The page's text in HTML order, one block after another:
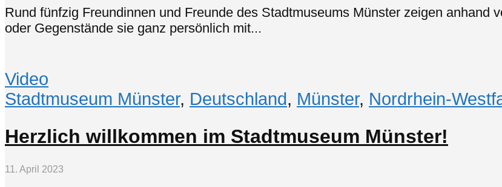
Rund fünfzig Freundinnen und Freunde des Stadtmuseums Münster zeigen anhand
oder Gegenstände sie ganz persönlich mit...
Video
Stadtmuseum Münster, Deutschland, Münster, Nordrhein-
Herzlich willkommen im Stadtmuseum Münster!
11. April 2023